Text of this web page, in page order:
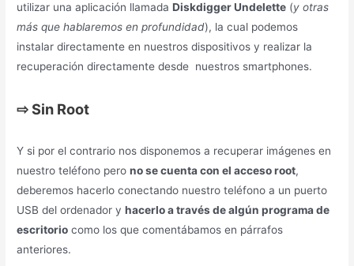
utilizar una aplicación llamadaDiskdigger Undelette (y otras
más que hablaremos en profundidad), la cual podemos
instalar directamente en nuestros dispositivos y realizar la
recuperación directamente desde nuestros smartphones.
⇨Sin Root
Y si por el contrario nos disponemos a recuperar imágenes en
nuestro teléfono perono se cuenta con el acceso root,
deberemos hacerlo conectando nuestro teléfono a un puerto
USB del ordenador yhacerlo a través de algún programa de
escritorio como los que comentábamos en párrafos
anteriores.